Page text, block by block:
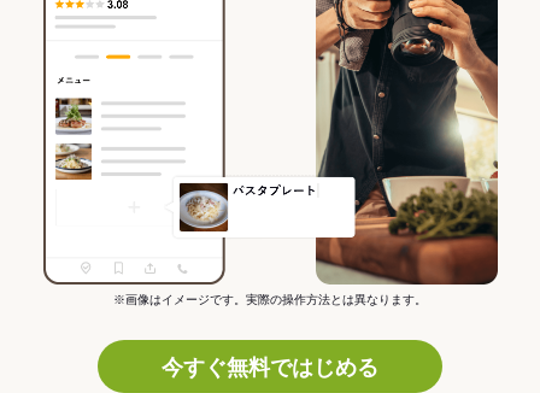
※画像はイメージです。実際の操作方法とは異なります。
今すぐ無料ではじめる